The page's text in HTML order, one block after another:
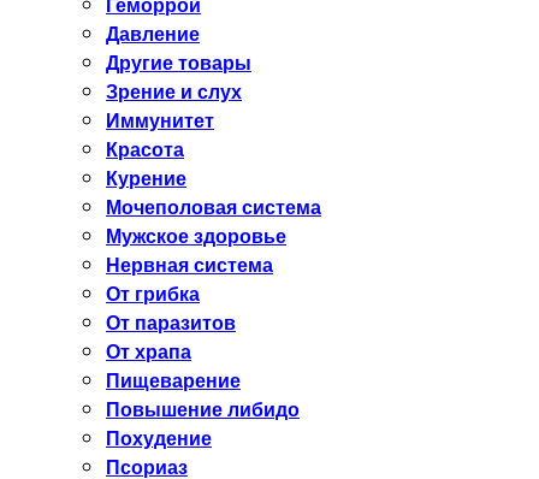
Давление
Другие товары
Зрение и слух
Иммунитет
Красота
Курение
Мочеполовая система
Мужское здоровье
Нервная система
От грибка
От паразитов
От храпа
Пищеварение
Повышение либидо
Похудение
Псориаз